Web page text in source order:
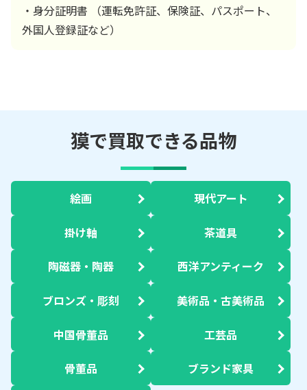
・身分証明書 （運転免許証、保険証、パスポート、
外国人登録証など）
獏で買取できる品物
絵画 現代アート
掛け軸 茶道具
陶磁器・陶器 西洋アンティーク
ブロンズ・彫刻 美術品・古美術品
中国骨董品 工芸品
骨董品 ブランド家具